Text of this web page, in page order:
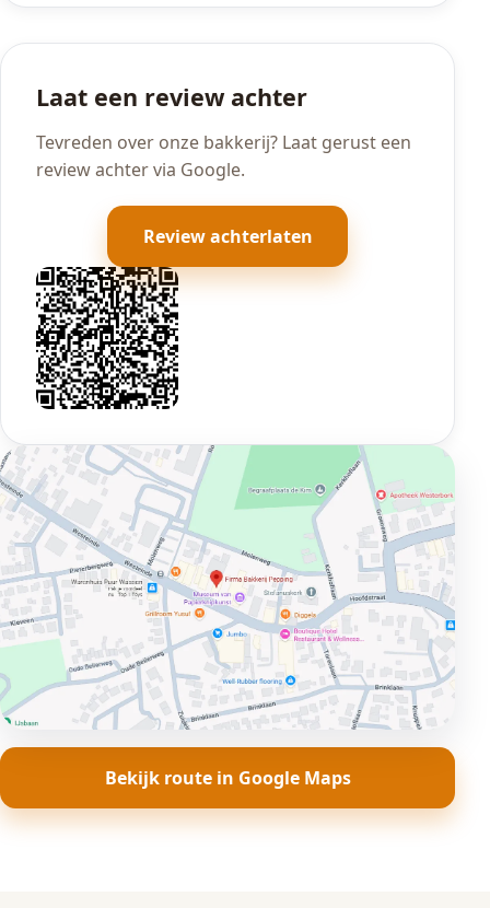
Laat een review achter
Tevreden over onze bakkerij? Laat gerust een
review achter via Google.
Review achterlaten
Bekijk route in Google Maps